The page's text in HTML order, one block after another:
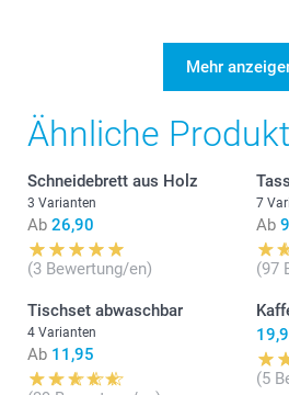
Mehr
Ähnliche
Schneidebrett aus Holz
3 Varianten
Ab 26,90
(3 Bewertung/en)
7
Ab
(97
Tischset abwaschbar
4 Varianten
Ab 11,95
(5